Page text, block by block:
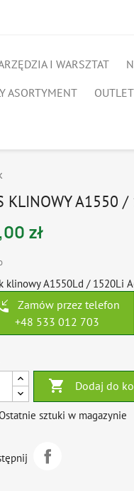
I WARSZTAT
ASORTYMENT OUTLET
KLINOWY A1550
zł
klinowy A1550Ld / 1520Li
Zamów przez telefon
+48 533 012 703
 Dodaj do
sztuki w magazynie